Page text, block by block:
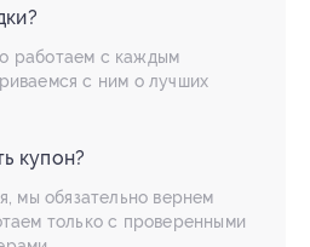
работаем с каждым
с ним о лучших
купон?
мы обязательно вернем
только с проверенными